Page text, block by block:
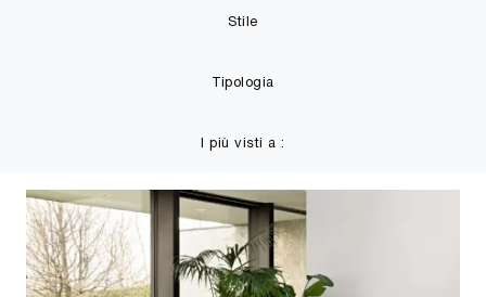
Stile
Tipologia
I più visti a :